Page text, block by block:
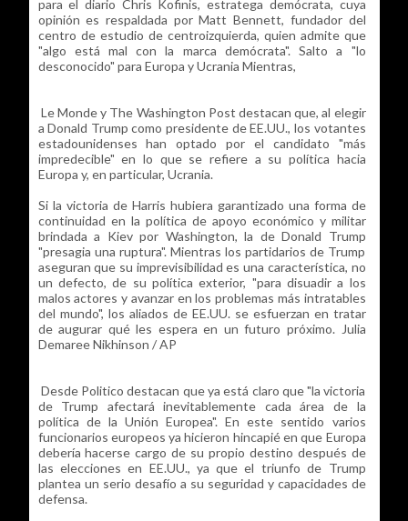
para el diario Chris Kofinis, estratega demócrata, cuya
opinión es respaldada por Matt Bennett, fundador del
centro de estudio de centroizquierda, quien admite que
"algo está mal con la marca demócrata". Salto a "lo
desconocido" para Europa y Ucrania Mientras,
Le Monde y The Washington Post destacan que, al elegir
a Donald Trump como presidente de EE.UU., los votantes
estadounidenses han optado por el candidato "más
impredecible" en lo que se refiere a su política hacia
Europa y, en particular, Ucrania.
Si la victoria de Harris hubiera garantizado una forma de
continuidad en la política de apoyo económico y militar
brindada a Kiev por Washington, la de Donald Trump
"presagia una ruptura". Mientras los partidarios de Trump
aseguran que su imprevisibilidad es una característica, no
un defecto, de su política exterior, "para disuadir a los
malos actores y avanzar en los problemas más intratables
del mundo", los aliados de EE.UU. se esfuerzan en tratar
de augurar qué les espera en un futuro próximo. Julia
Demaree Nikhinson / AP
Desde Politico destacan que ya está claro que "la victoria
de Trump afectará inevitablemente cada área de la
política de la Unión Europea". En este sentido varios
funcionarios europeos ya hicieron hincapié en que Europa
debería hacerse cargo de su propio destino después de
las elecciones en EE.UU., ya que el triunfo de Trump
plantea un serio desafío a su seguridad y capacidades de
defensa.